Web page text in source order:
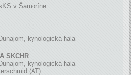
v Šamoríne
kynologická hala
SKCHR
kynologická hala
(AT)